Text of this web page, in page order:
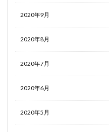
2020年9月
2020年8月
2020年7月
2020年6月
2020年5月